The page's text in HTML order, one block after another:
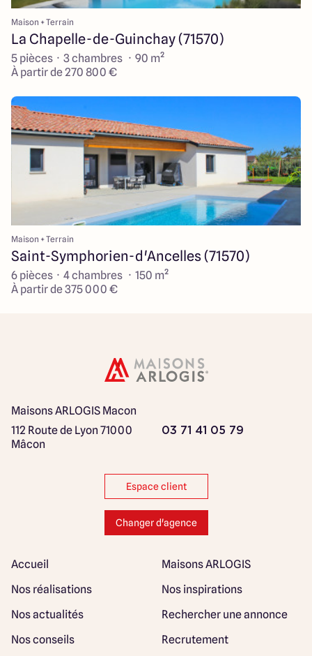
Maison + Terrain
La Chapelle-de-Guinchay (71570)
5 pièces · 3 chambres · 90 m²
À partir de 270 800 €
Maison + Terrain
Saint-Symphorien-d'Ancelles (71570)
6 pièces · 4 chambres · 150 m²
À partir de 375 000 €
Maisons ARLOGIS Macon
112 Route de Lyon 71000
Mâcon
03 71 41 05 79
Espace client
Changer d'agence
Accueil
Maisons ARLOGIS
Nos réalisations
Nos inspirations
Nos actualités
Rechercher une annonce
Nos conseils
Recrutement